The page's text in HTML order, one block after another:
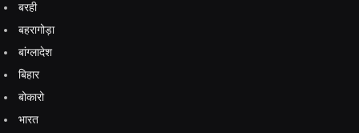
बरही
बहरागोड़ा
बांग्लादेश
बिहार
बोकारो
भारत